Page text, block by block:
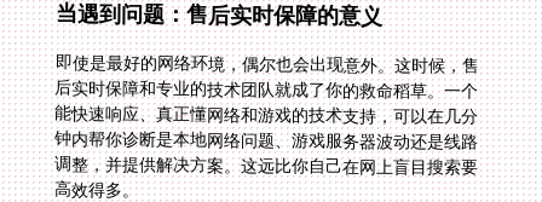
当遇到问题：售后实时保障的意义
即使是最好的网络环境，偶尔也会出现意外。这时候，售
后实时保障和专业的技术团队就成了你的救命稻草。一个
能快速响应、真正懂网络和游戏的技术支持，可以在几分
钟内帮你诊断是本地网络问题、游戏服务器波动还是线路
调整，并提供解决方案。这远比你自己在网上盲目搜索要
高效得多。